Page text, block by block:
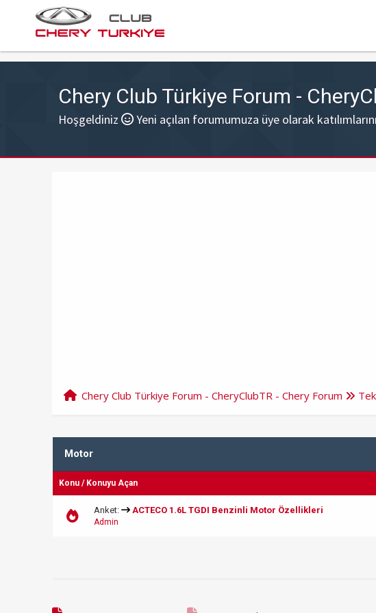
Chery Club Türkiye Forum -
Hoşgeldiniz Yeni açılan forumumuza üye olarak
Chery Club Türkiye Forum - CheryClubTR - Chery Forum
Motor
Konu/ Konuyu Açan
Anket: ACTECO 1.6L TGDI Benzinli Motor Özellikleri
Admin